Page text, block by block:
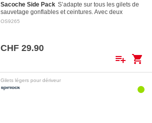
Sacoche Side Pack S’adapte sur tous les gilets de
sauvetage gonflables et ceintures. Avec deux
attaches Velcro double sécurité.
OS9265
CHF 29.90
playlist_add shopping_cart
Gilets légers pour dériveur